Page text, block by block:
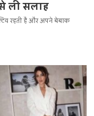
ली सलाह
रहती है और अपने बेबाक